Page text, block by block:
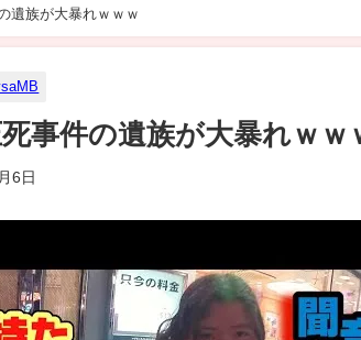
遺族が大暴れｗｗｗ
死事件の遺族が大暴れｗｗ
6日